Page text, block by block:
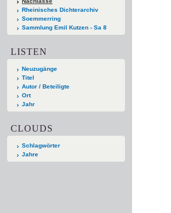
Rheinisches Dichterarchiv
Soemmerring
Sammlung Emil Kutzen - Sa 8
LISTEN
Neuzugänge
Titel
Autor / Beteiligte
Ort
Jahr
CLOUDS
Schlagwörter
Jahre